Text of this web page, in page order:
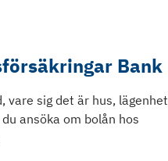
Bank
vare sig det är hus, lägenhet
ansöka om bolån hos